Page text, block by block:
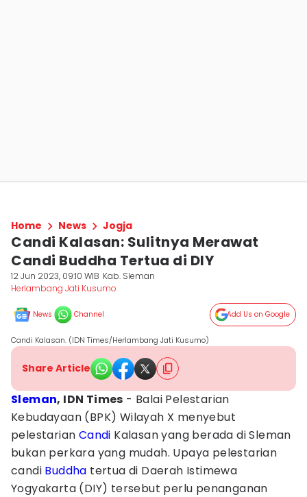
Home News Jogja
Candi Kalasan: Sulitnya Merawat
Candi Buddha Tertua di DIY
12 Jun 2023, 09:10 WIB Kab. Sleman
Herlambang Jati Kusumo
News Channel Add Us on Google
Candi Kalasan. (IDN Times/Herlambang Jati Kusumo)
Share Article
Sleman, IDN Times - Balai Pelestarian
Kebudayaan (BPK) Wilayah X menyebut
pelestarian Candi Kalasan yang berada di Sleman
bukan perkara yang mudah. Upaya pelestarian
candi Buddha tertua di Daerah Istimewa
Yogyakarta (DIY) tersebut perlu penanganan